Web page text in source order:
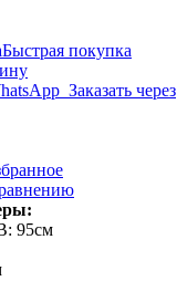
Быстрая покупка
Заказать через
95см